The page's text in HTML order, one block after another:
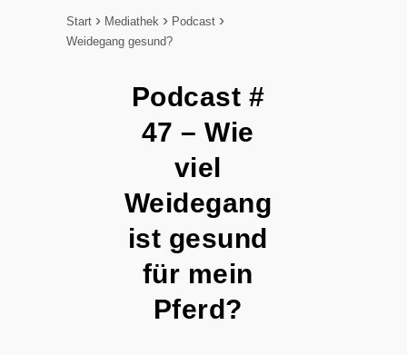
Start Mediathek
Podcast
Weidegang gesund?
Podcast #
47 – Wie
viel
Weidegang
ist gesund
für mein
Pferd?